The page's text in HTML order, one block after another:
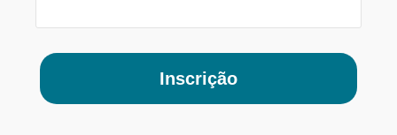
Inscrição